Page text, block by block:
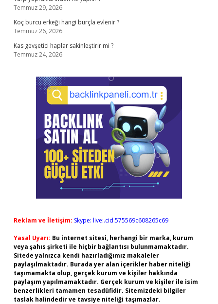
Temmuz 29, 2026
Koç burcu erkeği hangi burçla evlenir ?
Temmuz 26, 2026
Kas gevşetici haplar sakinleştirir mi ?
Temmuz 24, 2026
Reklam ve İletişim: Skype: live:.cid.575569c608265c69
Yasal Uyarı: Bu internet sitesi, herhangi bir marka, kurum
veya şahıs şirketi ile hiçbir bağlantısı bulunmamaktadır.
Sitede yalnızca kendi hazırladığımız makaleler
paylaşılmaktadır. Burada yer alan içerikler haber niteliği
taşımamakta olup, gerçek kurum ve kişiler hakkında
paylaşım yapılmamaktadır. Gerçek kurum ve kişiler ile isim
benzerlikleri tamamen tesadüfidir. Sitemizdeki bilgiler
taslak halindedir ve tavsiye niteliği taşımazlar.